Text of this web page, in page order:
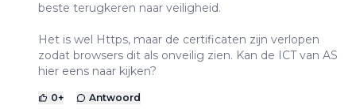
beste terugkeren naar veiligheid.
Het is wel Https, maar de certificaten zijn verlopen
zodat browsers dit als onveilig zien. Kan de ICT van AS
hier eens naar kijken?
0+ Antwoord